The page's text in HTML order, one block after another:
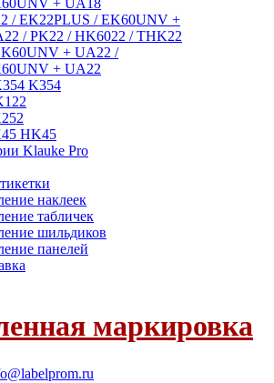
+ UA18
/ EK22PLUS / EK60UNV +
/ PK22 / HK6022 / THK22
+ UA22 /
+ UA22
K354
HK45
Klauke Pro
наклеек
табличек
шильдиков
панелей
маркировка